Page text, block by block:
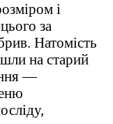
і
за
Натомість
на старий
—